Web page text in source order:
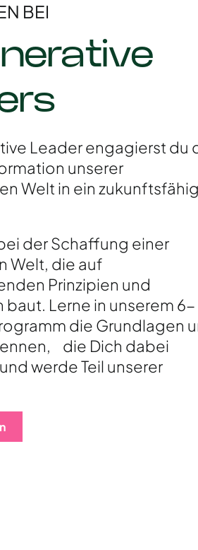
BEI
Leader engagierst du
unserer
Welt in ein
der Schaffung einer
Welt, die auf
Prinzipien und
Lerne in unserem 6-
die Grundlagen
die Dich dabei
werde Teil unserer